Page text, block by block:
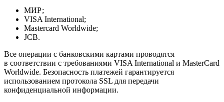
МИР;
VISA International;
Mastercard Worldwide;
JCB.
Все операции с банковскими картами проводятся
в соответствии с требованиями VISA International и MasterCard
Worldwide. Безопасность платежей гарантируется
использованием протокола SSL для передачи
конфиденциальной информации.